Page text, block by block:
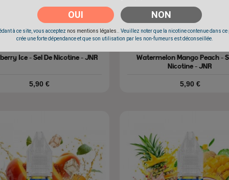
OUI NON
à ce site, vous acceptez nos mentions légales.
. Veuillez noter que la nicotine contenue dans
crée une forte dépendance et que son utilisation par les non-fumeurs est déconseillée.
Ice - Sel De Nicotine - JNR
Prix
5,90 €
Watermelon Mango Peach -
Nicotine - JNR
Prix
5,90 €